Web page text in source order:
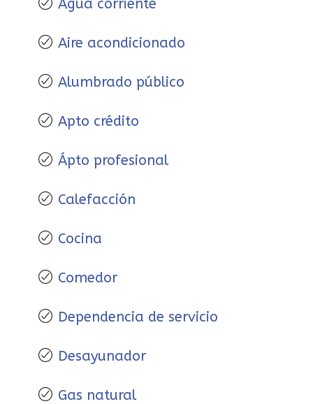
Agua corriente
Aire acondicionado
Alumbrado público
Apto crédito
Ápto profesional
Calefacción
Cocina
Comedor
Dependencia de servicio
Desayunador
Gas natural